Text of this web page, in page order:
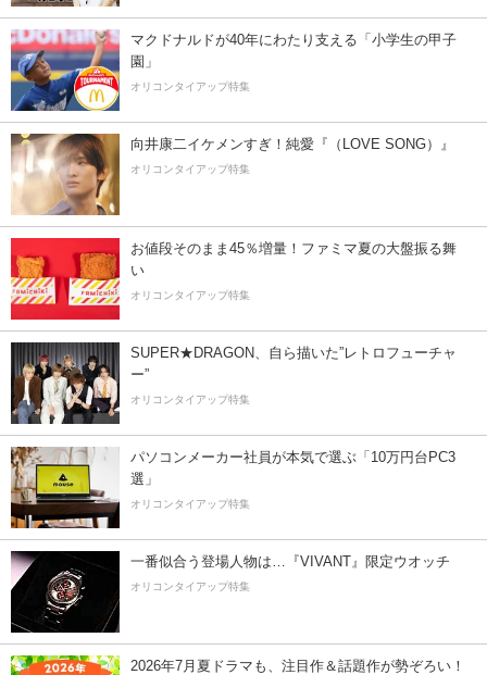
マクドナルドが40年にわたり支える「小学生の甲子
園」
オリコンタイアップ特集
向井康二イケメンすぎ！純愛『（LOVE SONG）』
オリコンタイアップ特集
お値段そのまま45％増量！ファミマ夏の大盤振る舞
い
オリコンタイアップ特集
SUPER★DRAGON、自ら描いた”レトロフューチャ
ー”
オリコンタイアップ特集
パソコンメーカー社員が本気で選ぶ「10万円台PC3
選」
オリコンタイアップ特集
一番似合う登場人物は…『VIVANT』限定ウオッチ
オリコンタイアップ特集
2026年7月夏ドラマも、注目作＆話題作が勢ぞろい！